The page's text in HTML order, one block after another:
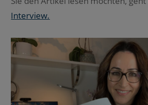
Interview.